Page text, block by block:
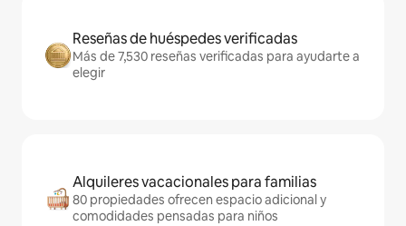
Reseñas de huéspedes verificadas
Más de 7,530 reseñas verificadas para ayudarte a
elegir
Alquileres vacacionales para familias
80 propiedades ofrecen espacio adicional y
comodidades pensadas para niños